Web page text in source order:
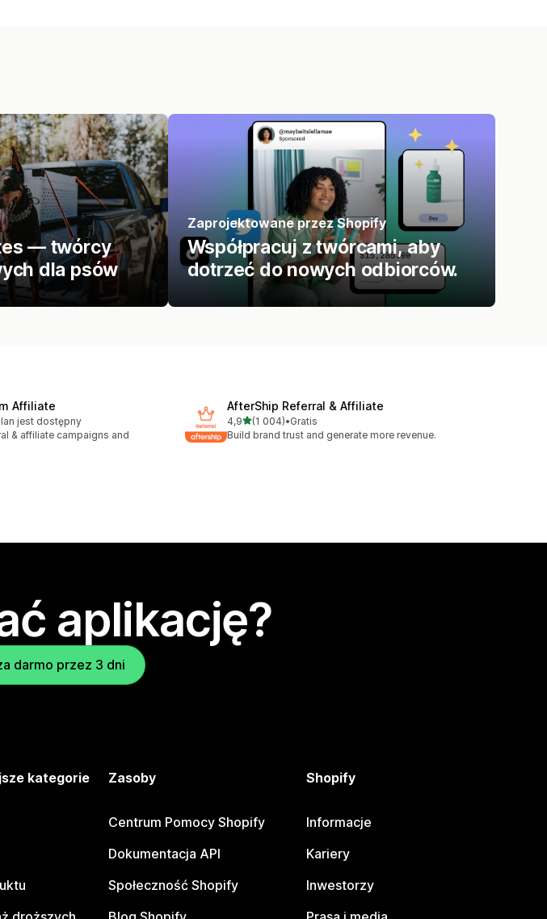
— twórcy
dla psów
Zaprojektowane przez Shopify
Współpracuj z twórcami, aby
dotrzeć do nowych odbiorców.
Affiliate
jest dostępny
& affiliate campaigns and
AfterShip Referral & Affiliate
4,9na 5 gwiazdek
(1 004)
Łączna liczba recenzji: 1004
•Gratis
Build brand trust and generate more revenue.
aplikację?
darmo przez 3 dni
kategorie Zasoby
Centrum Pomocy Shopify
Dokumentacja API
Społeczność Shopify
Shopify
Informacje
Kariery
Inwestorzy